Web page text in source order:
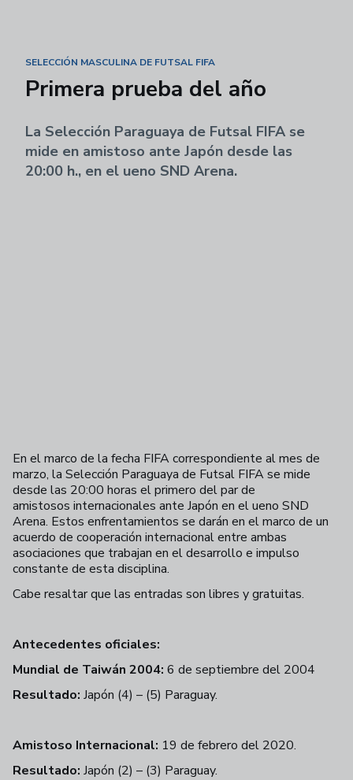
SELECCIÓN MASCULINA DE FUTSAL FIFA
Primera prueba del año
La Selección Paraguaya de Futsal FIFA se
mide en amistoso ante Japón desde las
20:00 h., en el ueno SND Arena.
En el marco de la fecha FIFA correspondiente al mes de
marzo, la Selección Paraguaya de Futsal FIFA se mide
desde las 20:00 horas el primero del par de
amistosos internacionales ante Japón en el ueno SND
Arena. Estos enfrentamientos se darán en el marco de un
acuerdo de cooperación internacional entre ambas
asociaciones que trabajan en el desarrollo e impulso
constante de esta disciplina.
Cabe resaltar que las entradas son libres y gratuitas.
Antecedentes oficiales:
Mundial de Taiwán 2004: 6 de septiembre del 2004
Resultado: Japón (4) – (5) Paraguay.
Amistoso Internacional: 19 de febrero del 2020.
Resultado: Japón (2) – (3) Paraguay.